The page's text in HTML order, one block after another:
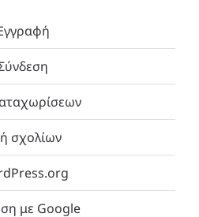
σχολίων
με Google